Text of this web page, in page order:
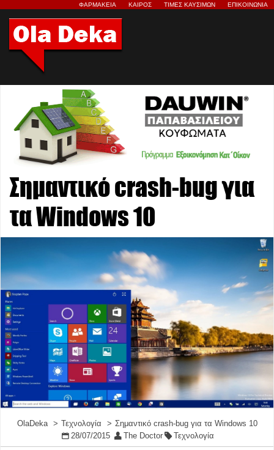
ΦΑΡΜΑΚΕΙΑ ΚΑΙΡΟΣ ΤΙΜΕΣ ΚΑΥΣΙΜΩΝ ΕΠΙΚΟΙΝΩΝΙΑ
Σημαντικό crash-bug για
τα Windows 10
OlaDeka Τεχνολογία
Σημαντικό crash-bug για τα Windows 10
28/07/2015
The Doctor Τεχνολογία